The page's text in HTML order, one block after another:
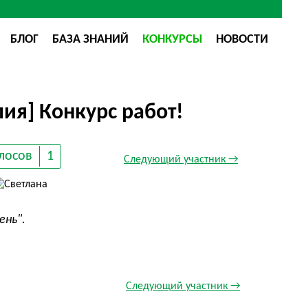
БЛОГ БАЗА ЗНАНИЙ КОНКУРСЫ НОВОСТИ
Конкурс работ!
1 Следующий участник →
Следующий участник →